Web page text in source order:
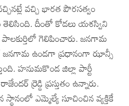
వచ్చి భారత పౌరసత్వం
దీంతో కోడలు యశస్విని
పాలకుర్తిలో గెలిపించారు. జనగామ
జనగామ ఉండగా ప్రధానంగా ఝాన్సీ
హనుమకొండ జిల్లా పార్టీ
ర్రెడ్డి ప్రస్తుతం ఉన్నారు.
ఎమ్మెల్యే సూచించిన వ్యక్తికే